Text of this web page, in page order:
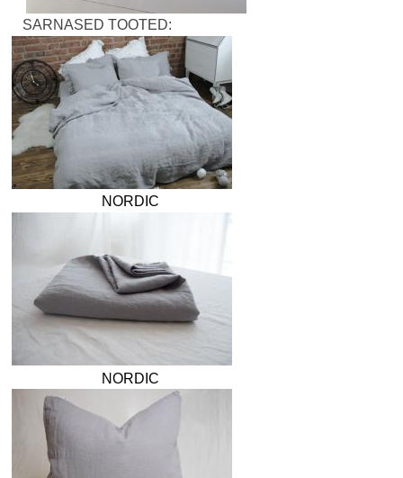
SARNASED TOOTED:
NORDIC
NORDIC